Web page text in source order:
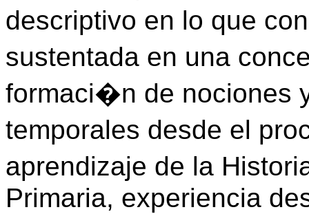
descriptivo en lo que
sustentada en una
formaci�n de nociones
temporales desde el
aprendizaje de la
Primaria, experiencia